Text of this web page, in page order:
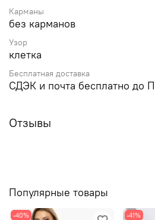
Карманы
без карманов
Узор
клетка
Бесплатная доставка
СДЭК и почта бесплатно до
Отзывы
Популярные товары
-40% -41%